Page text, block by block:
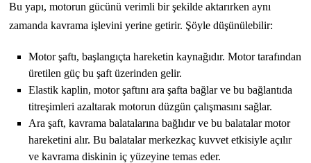
Bu yapı, motorun gücünü verimli bir şekilde aktarırken aynı
zamanda kavrama işlevini yerine getirir. Şöyle düşünülebilir:
Motor şaftı, başlangıçta hareketin kaynağıdır. Motor tarafından
üretilen güç bu şaft üzerinden gelir.
Elastik kaplin, motor şaftını ara şafta bağlar ve bu bağlantıda
titreşimleri azaltarak motorun düzgün çalışmasını sağlar.
Ara şaft, kavrama balatalarına bağlıdır ve bu balatalar motor
hareketini alır. Bu balatalar merkezkaç kuvvet etkisiyle açılır
ve kavrama diskinin iç yüzeyine temas eder.